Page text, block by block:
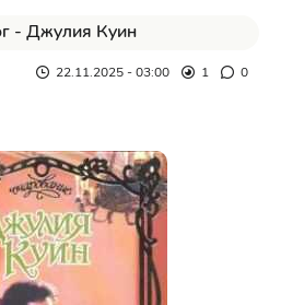
- Джулия Куин
22.11.2025 - 03:00 1 0